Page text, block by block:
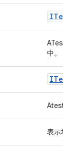
ITest
ATest
中。
ITest
Atest
表示增